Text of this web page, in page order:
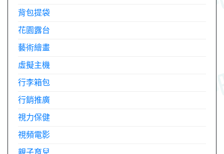
背包提袋
花園露台
藝術繪畫
虛擬主機
行李箱包
行銷推廣
視力保健
視頻電影
親子育兒